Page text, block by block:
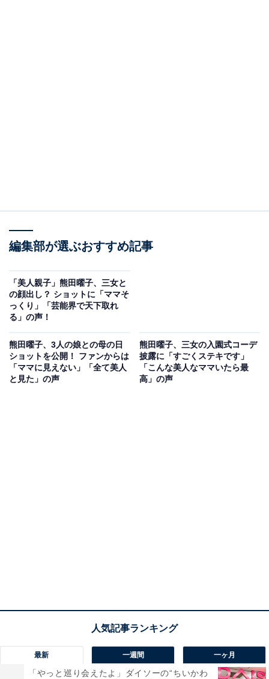
編集部が選ぶおすすめ記事
「美人親子」熊田曜子、三女と
の顔出し？ ショットに「ママそ
っくり」「芸能界で天下取れ
る」の声！
熊田曜子、3人の娘との母の日
ショットを公開！ ファンからは
「ママに見えない」「全て美人
と見た」の声
熊田曜子、三女の入園式コーデ
披露に「すごくステキです」
「こんな美人なママいたら最
高」の声
最新 一週間 一ヶ月
「やっと巡り会えたよ」ダイソーの“ちいかわ